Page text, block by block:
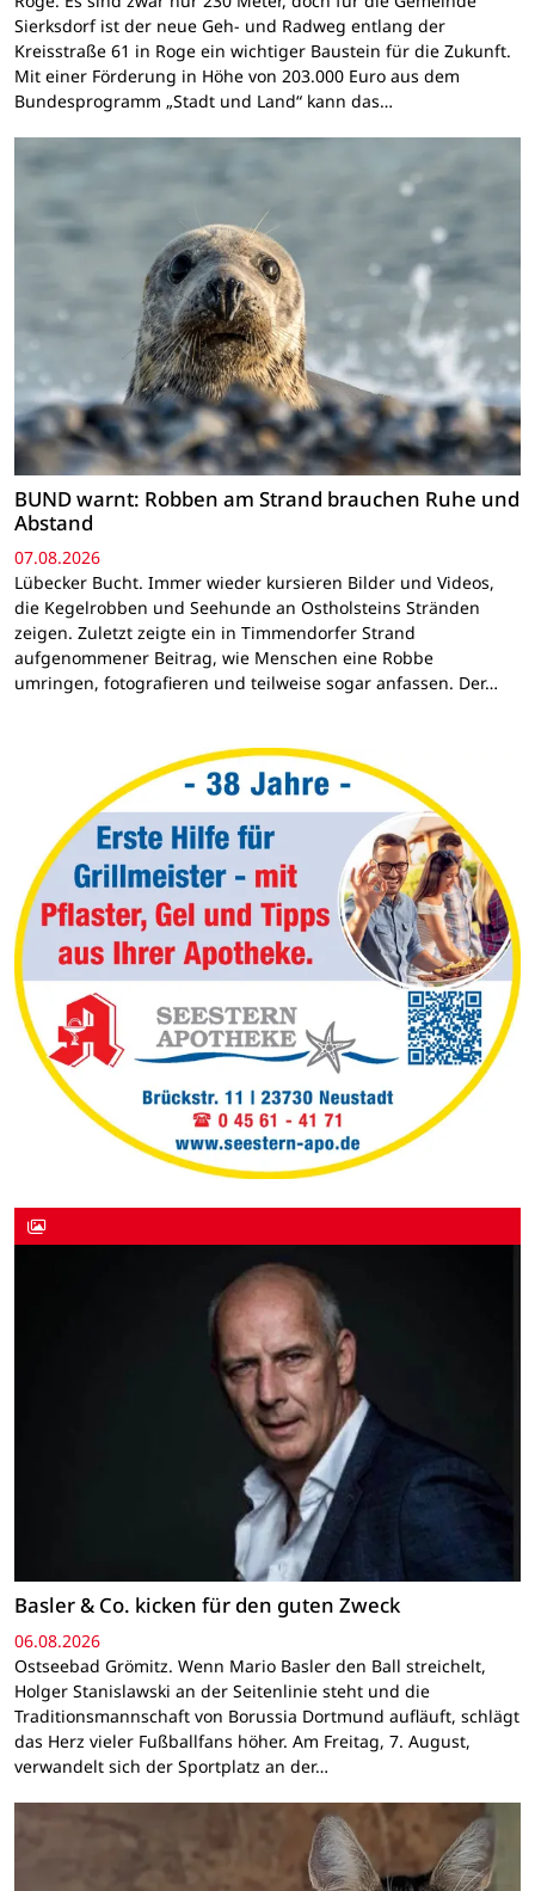
Sierksdorf ist der neue Geh- und Radweg entlang der
Kreisstraße 61 in Roge ein wichtiger Baustein für die Zukunft.
Mit einer Förderung in Höhe von 203.000 Euro aus dem
Bundesprogramm „Stadt und Land“ kann das…
BUND warnt: Robben am Strand brauchen Ruhe und
Abstand
07.08.2026
Lübecker Bucht. Immer wieder kursieren Bilder und Videos,
die Kegelrobben und Seehunde an Ostholsteins Stränden
zeigen. Zuletzt zeigte ein in Timmendorfer Strand
aufgenommener Beitrag, wie Menschen eine Robbe
umringen, fotografieren und teilweise sogar anfassen. Der…
Basler & Co. kicken für den guten Zweck
06.08.2026
Ostseebad Grömitz. Wenn Mario Basler den Ball streichelt,
Holger Stanislawski an der Seitenlinie steht und die
Traditionsmannschaft von Borussia Dortmund aufläuft, schlägt
das Herz vieler Fußballfans höher. Am Freitag, 7. August,
verwandelt sich der Sportplatz an der…